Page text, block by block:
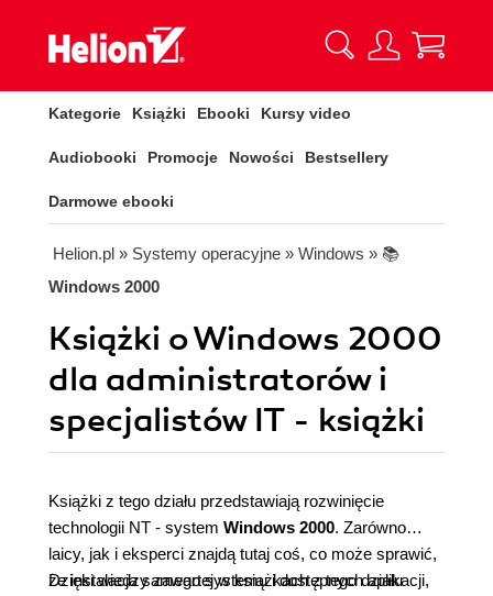
Kategorie Książki Ebooki Kursy video
Audiobooki Promocje Nowości Bestsellery
Darmowe ebooki
Helion.pl » Systemy operacyjne » Windows » 📚
Windows 2000
Książki o Windows 2000
dla administratorów i
specjalistów IT - książki
Książki z tego działu przedstawiają rozwinięcie
technologii NT - system Windows 2000. Zarówno
laicy, jak i eksperci znajdą tutaj coś, co może sprawić,
że instalacja samego systemu i dostępnych aplikacji,
Dzięki wiedzy zawartej w książkach z tego działu